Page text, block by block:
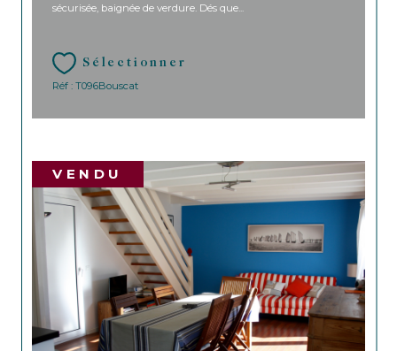
sécurisée, baignée de verdure. Dés que...
Sélectionner
Réf : T096Bouscat
VENDU